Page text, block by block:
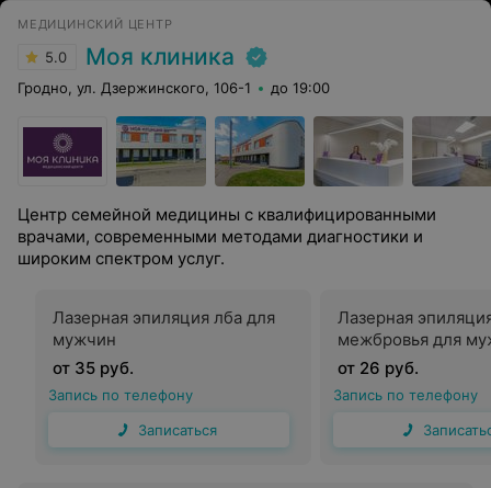
МЕДИЦИНСКИЙ ЦЕНТР
5.0 Моя клиника
Гродно, ул. Дзержинского, 106-1 до 19:00
Центр семейной медицины с квалифицированными
врачами, современными методами диагностики и
широким спектром услуг.
Лазерная эпиляция лба для
мужчин
от 35 руб.
Запись по телефону
Записаться
Лазерная
межбровья для
от 26 руб.
Запись по телефону